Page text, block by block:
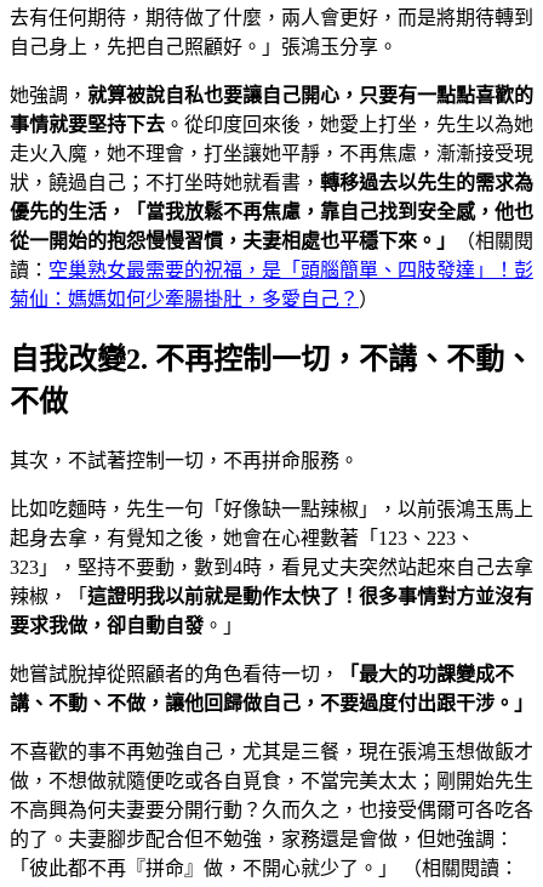
去有任何期待，期待做了什麼，兩人會更好，而是將期待轉到
自己身上，先把自己照顧好。」張鴻玉分享。
她強調， 就算被說自私也要讓自己開心，只要有一點點喜歡的
事情就要堅持下去 。從印度回來後，她愛上打坐，先生以為她
走火入魔，她不理會，打坐讓她平靜，不再焦慮，漸漸接受現
狀，饒過自己；不打坐時她就看書， 轉移過去以先生的需求為
優先的生活，「當我放鬆不再焦慮，靠自己找到安全感，他也
從一開始的抱怨慢慢習慣，夫妻相處也平穩下來。」
（相關閱
讀： 空巢熟女最需要的祝福，是「頭腦簡單、四肢發達」！彭
菊仙：媽媽如何少牽腸掛肚，多愛自己？ ）
自我改變2. 不再控制一切，不講、不動、
不做
其次，不試著控制一切，不再拼命服務。
比如吃麵時，先生一句「好像缺一點辣椒」，以前張鴻玉馬上
起身去拿，有覺知之後，她會在心裡數著「123、223、
323」，堅持不要動，數到4時，看見丈夫突然站起來自己去拿
辣椒，「 這證明我以前就是動作太快了！很多事情對方並沒有
要求我做，卻自動自發 。」
她嘗試脫掉從照顧者的角色看待一切，
「最大的功課變成不
講、不動、不做，讓他回歸做自己，不要過度付出跟干涉。」
不喜歡的事不再勉強自己，尤其是三餐，現在張鴻玉想做飯才
做，不想做就隨便吃或各自覓食，不當完美太太；剛開始先生
不高興為何夫妻要分開行動？久而久之，也接受偶爾可各吃各
的了。夫妻腳步配合但不勉強，家務還是會做，但她強調：
「彼此都不再『拼命』做，不開心就少了。」 （相關閱讀：